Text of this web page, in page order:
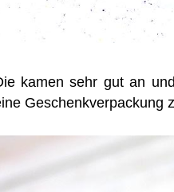
kamen sehr gut an
Geschenkverpackung